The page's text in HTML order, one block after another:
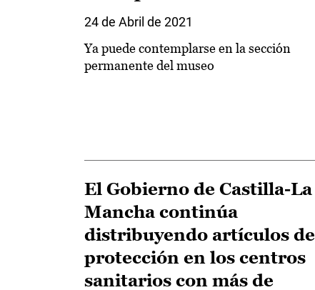
24 de Abril de 2021
Ya puede contemplarse en la sección
permanente del museo
El Gobierno de Castilla-La
Mancha continúa
distribuyendo artículos de
protección en los centros
sanitarios con más de